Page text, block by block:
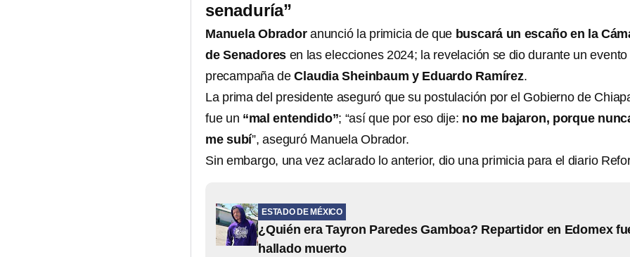
senaduría”
Manuela Obradoranunció la primicia de que buscará un escaño en la
de Senadores en las elecciones 2024; la revelación se dio durante un evento
precampaña deClaudia Sheinbaum y Eduardo Ramírez.
La prima del presidente aseguró que su postulación por el Gobierno de
fue un “mal entendido”; “así que por eso dije: no me bajaron, porque
me subí”, aseguró Manuela Obrador.
Sin embargo, una vez aclarado lo anterior, dio una primicia para el diario
ESTADO DE MÉXICO
¿Quién era Tayron Paredes Gamboa? Repartidor en Edomex
hallado muerto